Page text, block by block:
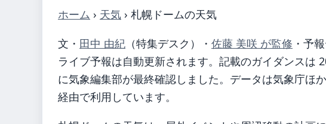
ホーム › 天気 › 札幌ドームの天気
文・ 田中 由紀 （特集デスク） ・ 佐藤 美咲 が監修 ・ 予報
ライブ予報は自動更新されます。記載のガイダンスは
に気象編集部が最終確認しました。データは気象庁ほ
経由で利用しています。